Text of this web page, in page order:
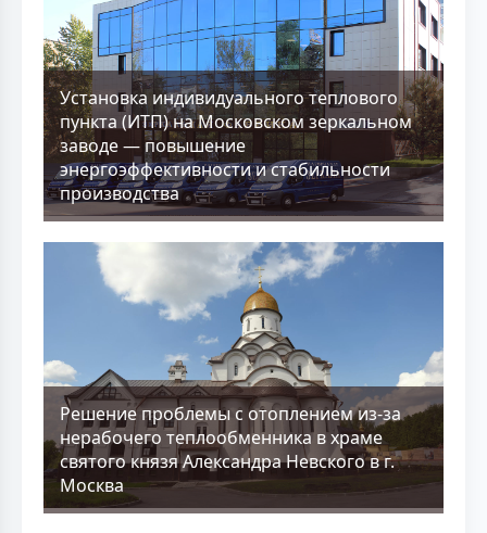
Установка индивидуального теплового
пункта (ИТП) на Московском зеркальном
заводе — повышение
энергоэффективности и стабильности
производства
Решение проблемы с отоплением из-за
нерабочего теплообменника в храме
святого князя Александра Невского в г.
Москва